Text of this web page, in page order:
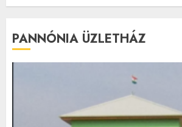
PANNÓNIA ÜZLETHÁZ